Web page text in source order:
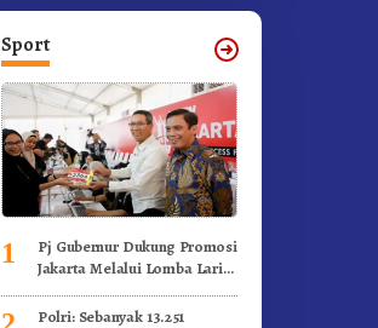
Sport
1
Pj Gubernur Dukung Promosi
Jakarta Melalui Lomba Lari
Polri: Sebanyak 13.251